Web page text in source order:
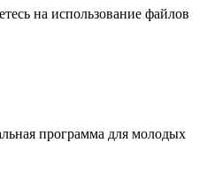
на использование файлов
программа для молодых